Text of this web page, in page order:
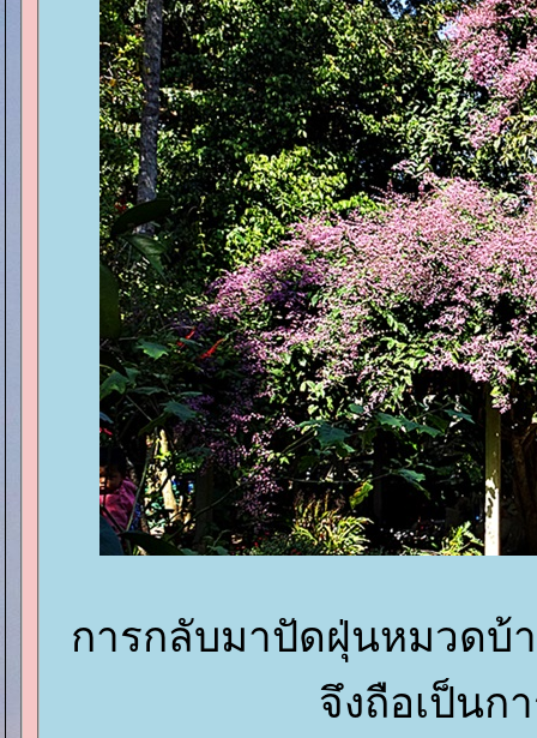
การกลับมาปัดฝุ่นหมวดบ้
จึงถือเป็นก